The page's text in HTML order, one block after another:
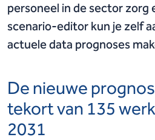
personeel in de sector zorg
scenario-editor kun je zelf
actuele data prognoses
De nieuwe
tekort van 135
2031